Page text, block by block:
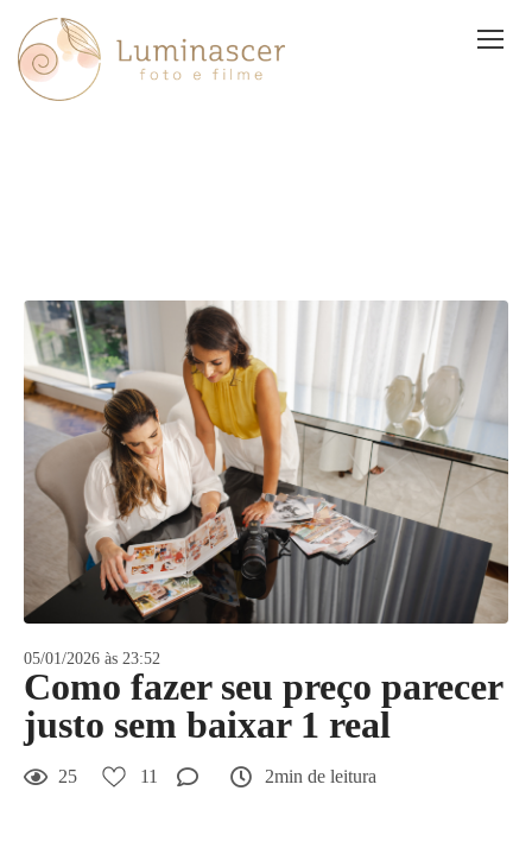
05/01/2026 às 23:52
Como fazer seu preço parecer
justo sem baixar 1 real
25 11 2min de leitura